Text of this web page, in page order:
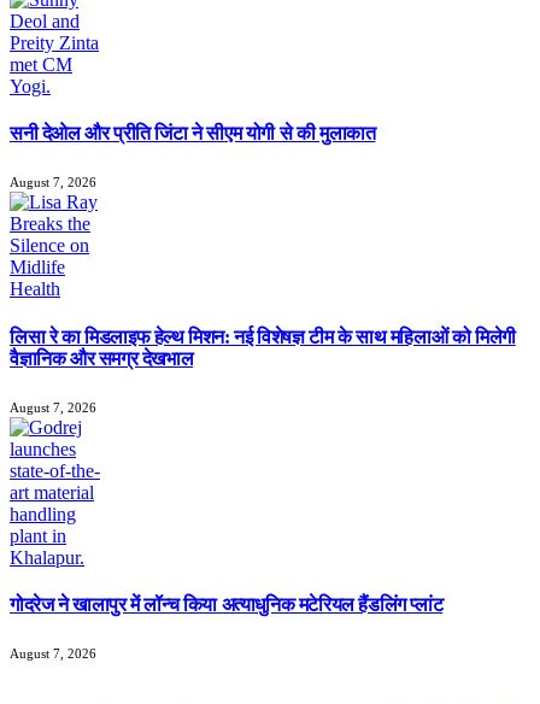
सनी देओल और प्रीति जिंटा ने सीएम योगी से की मुलाकात
August 7, 2026
लिसा रे का मिडलाइफ हेल्थ मिशन: नई विशेषज्ञ टीम के साथ महिलाओं को मिलेगी
वैज्ञानिक और समग्र देखभाल
August 7, 2026
गोदरेज ने खालापुर में लॉन्च किया अत्याधुनिक मटेरियल हैंडलिंग प्लांट
August 7, 2026